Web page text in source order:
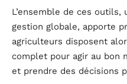
L’ensemble de ces
gestion globale, apporte
agriculteurs disposent
complet pour agir au bon
et prendre des décisions